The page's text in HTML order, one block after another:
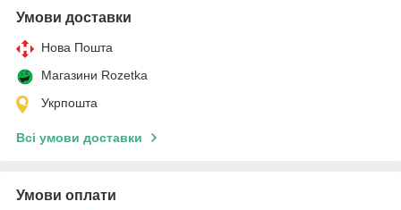
Умови доставки
Нова Пошта
Магазини Rozetka
Укрпошта
Всі умови доставки
Умови оплати